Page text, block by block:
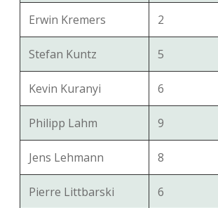
Erwin Kremers 2
Stefan Kuntz 5
Kevin Kuranyi 6
Philipp Lahm 9
Jens Lehmann 8
Pierre Littbarski 6